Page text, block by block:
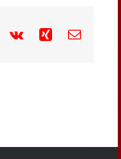
Vk Xing E-